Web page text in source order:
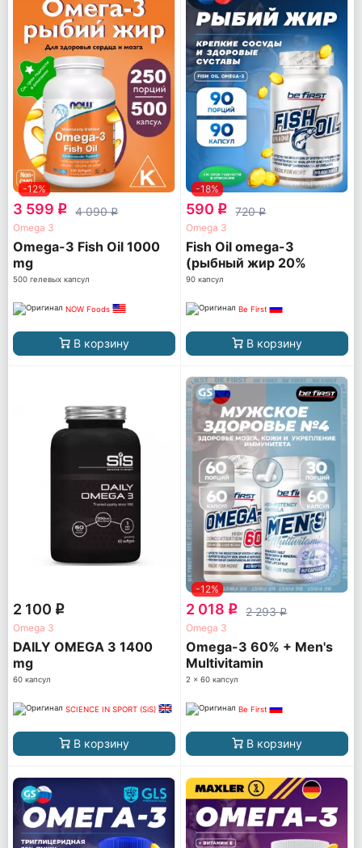
-12%
3 599 q 4 090q
Omega 3
Omega-3 Fish Oil 1000
mg
500 гелевых капсул
NOW Foods
В корзину
-18%
590 q 720q
Omega 3
Fish Oil omega-3
(рыбный жир 20%
ПНЖК)
90 капсул
Be First
В корзину
2 100 q
Omega 3
DAILY OMEGA 3 1400
mg
60 капсул
SCIENCE IN SPORT (SiS)
В корзину
-12%
2 018 q 2 293q
Omega 3
Omega-3 60% + Men's
Multivitamin
2 x 60 капсул
Be First
В корзину